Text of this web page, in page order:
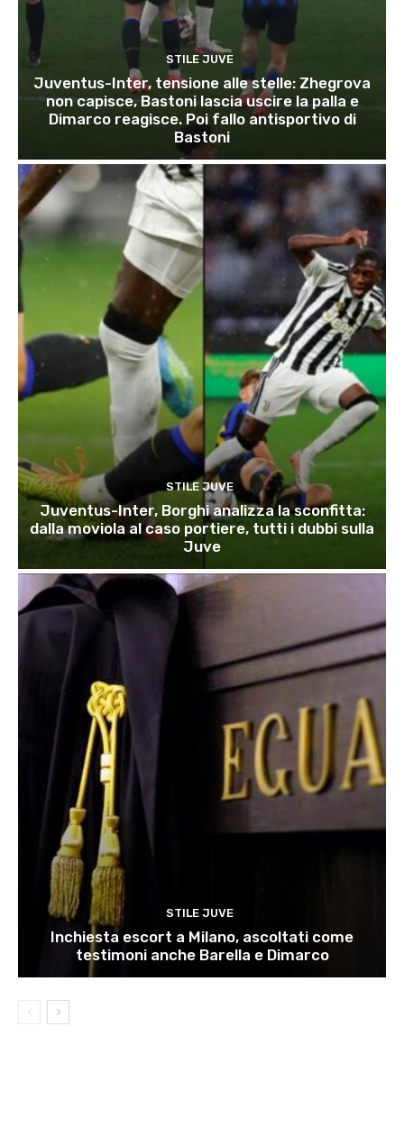
STILE JUVE
Juventus-Inter, tensione alle stelle: Zhegrova
non capisce, Bastoni lascia uscire la palla e
Dimarco reagisce. Poi fallo antisportivo di
Bastoni
STILE JUVE
Juventus-Inter, Borghi analizza la sconfitta:
dalla moviola al caso portiere, tutti i dubbi sulla
Juve
STILE JUVE
Inchiesta escort a Milano, ascoltati come
testimoni anche Barella e Dimarco